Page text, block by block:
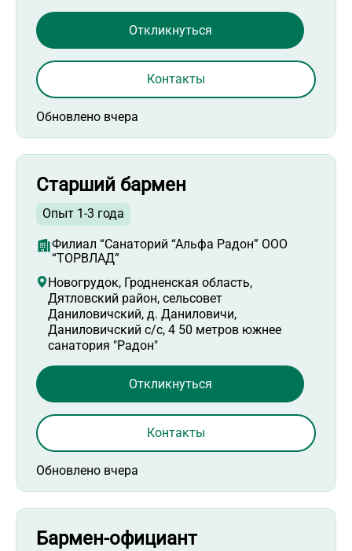
Обновлено вчера
Откликнуться
Контакты
Старший бармен
Опыт 1-3 года
Филиал “Санаторий “Альфа Радон” ООО
“ТОРВЛАД”
Новогрудок, Гродненская область,
Дятловский район, сельсовет
Даниловичский, д. Даниловичи,
Даниловичский с/с, 4 50 метров южнее
санатория "Радон"
Обновлено вчера
Откликнуться
Контакты
Бармен-официант